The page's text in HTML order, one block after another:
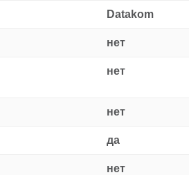
Datakom
нет
нет
нет
да
нет